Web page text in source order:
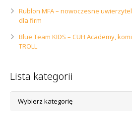
Rublon MFA – nowoczesne
dla firm
Blue Team KIDS – CUH Academy,
TROLL
Lista kategorii
kategorii